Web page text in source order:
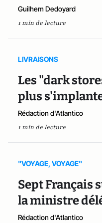
Guilhem Dedoyard
1 min de lecture
LIVRAISONS
Les "dark
plus
Rédaction d'Atlantico
1 min de lecture
"VOYAGE, VOYAGE"
Sept Français
la ministre
Rédaction d'Atlantico